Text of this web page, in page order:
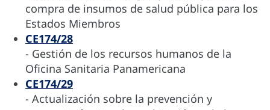
compra de insumos de salud pública para los
Estados Miembros
CE174/28
- Gestión de los recursos humanos de la
Oficina Sanitaria Panamericana
CE174/29
- Actualización sobre la prevención y